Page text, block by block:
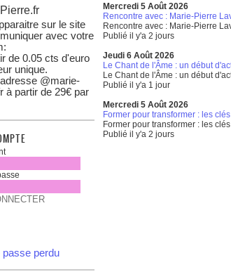
sur le site
avec votre
de 0.05 cts d'euro
unique.
@marie-
à partir de 29€ par
passe perdu
Mercredi 5 Août 2026
Rencontre avec : Marie-Pierre
Rencontre avec : Marie-Pierre
Publié il y'a 2 jours
Jeudi 6 Août 2026
Le Chant de l'Âme : un début
Le Chant de l'Âme : un début
Publié il y'a 1 jour
Mercredi 5 Août 2026
Former pour transformer : les
Former pour transformer : les
Publié il y'a 2 jours